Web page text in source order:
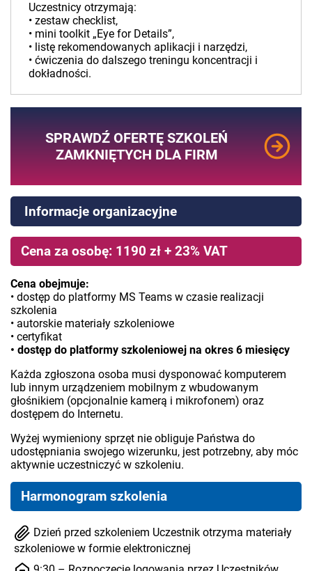
Uczestnicy otrzymają:
• zestaw checklist,
• mini toolkit „Eye for Details”,
• listę rekomendowanych aplikacji i narzędzi,
• ćwiczenia do dalszego treningu koncentracji i
dokładności.
SPRAWDŹ OFERTĘ SZKOLEŃ
ZAMKNIĘTYCH DLA FIRM
Informacje organizacyjne
Cena za osobę: 1190 zł + 23% VAT
Cena obejmuje:
• dostęp do platformy MS Teams w czasie realizacji
szkolenia
• autorskie materiały szkoleniowe
• certyfikat
• dostęp do platformy szkoleniowej na okres 6 miesięcy
Każda zgłoszona osoba musi dysponować komputerem
lub innym urządzeniem mobilnym z wbudowanym
głośnikiem (opcjonalnie kamerą i mikrofonem) oraz
dostępem do Internetu.
Wyżej wymieniony sprzęt nie obliguje Państwa do
udostępniania swojego wizerunku, jest potrzebny, aby móc
aktywnie uczestniczyć w szkoleniu.
Harmonogram szkolenia
Dzień przed szkoleniem Uczestnik otrzyma materiały
szkoleniowe w formie elektronicznej